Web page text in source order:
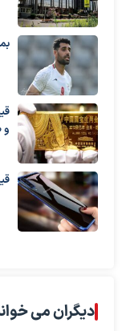
و
دیگران می